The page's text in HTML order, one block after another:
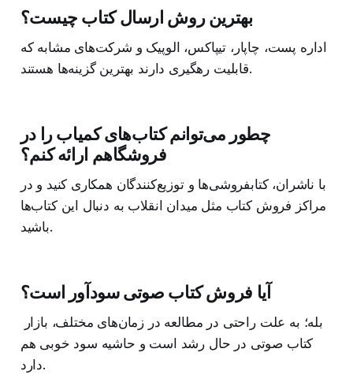
بهترین روش ارسال کتاب چیست؟
اداره پست، چاپار، تیپاکس، الوپیک و شرکت‌های مشابه که
قابلیت رهگیری دارند بهترین گزینه‌ها هستند.
چطور می‌توانم کتاب‌های کمیاب را در
فروشگاهم ارائه کنم؟
با ناشران، کتابفروشی‌ها و توزیع‌کنندگان همکاری کنید و در
مراکز فروش کتاب مثل میدان انقلاب به دنبال این کتاب‌ها
باشید.
آیا فروش کتاب صوتی سودآور است؟
کتاب صوتی در حال رشد است و حاشیه سود خوبی هم
دارد.